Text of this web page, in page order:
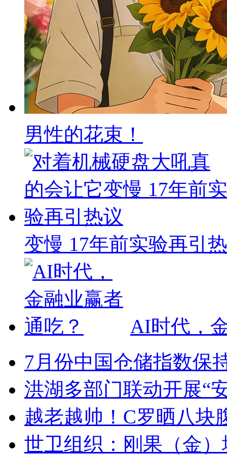
男性的花束！
变慢 17年前实验再引
AI时代，
7月份中国仓储指数保
洪湖多部门联动开展“
越老越帅！C罗晒八块
世卫组织：刚果（金